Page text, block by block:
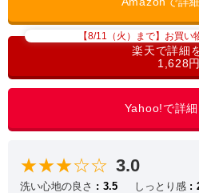
【8/11（火）まで】お買い
1,628円
★★★☆☆ 3.0
洗い心地の良さ 3.5 しっとり感